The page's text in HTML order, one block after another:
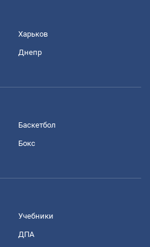
Харьков
Днепр
Баскетбол
Бокс
Учебники
ДПА